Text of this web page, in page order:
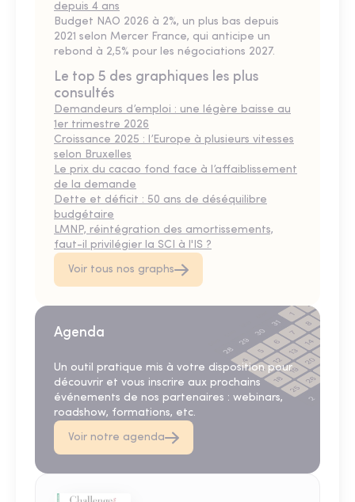
depuis 4 ans
Budget NAO 2026 à 2%, un plus bas depuis
2021 selon Mercer France, qui anticipe un
rebond à 2,5% pour les négociations 2027.
Le top 5 des graphiques les plus
consultés
Demandeurs d’emploi : une légère baisse au
1er trimestre 2026
Croissance 2025 : l’Europe à plusieurs vitesses
selon Bruxelles
Le prix du cacao fond face à l’affaiblissement
de la demande
Dette et déficit : 50 ans de déséquilibre
budgétaire
LMNP, réintégration des amortissements,
faut-il privilégier la SCI à l'IS ?
Voir tous nos graphs
Agenda
Un outil pratique mis à votre disposition pour
découvrir et vous inscrire aux prochains
événements de nos partenaires : webinars,
roadshow, formations, etc.
Voir notre agenda